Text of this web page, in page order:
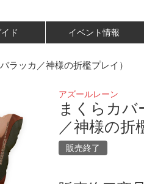
ド イベント情報
ッカ／神様の折檻プレイ）
アズールレーン
まくらカバ
／神様の折
販売終了